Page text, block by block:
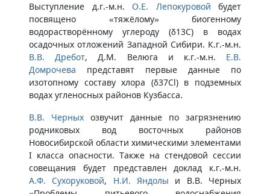
Выступление д.г.-м.н. О.Е. Лепокуровой будет
посвящено «тяжёлому» биогенному
водорастворённому углероду (δ13С) в водах
осадочных отложений Западной Сибири. К.г.-м.н.
В.В. Дребот, Д.М. Велюга и к.г.-м.н. Е.В.
Домрочева представят первые данные по
изотопному составу хлора (δ37Сl) в подземных
водах угленосных районов Кузбасса.
В.В. Черных озвучит данные по загрязнению
родниковых вод восточных районов
Новосибирской области химическими элементами
I класса опасности. Также на стендовой сессии
совещания будет представлен доклад к.г.-м.н.
А.Ф. Сухоруковой, Н.И. Яндолы и В.В. Черных